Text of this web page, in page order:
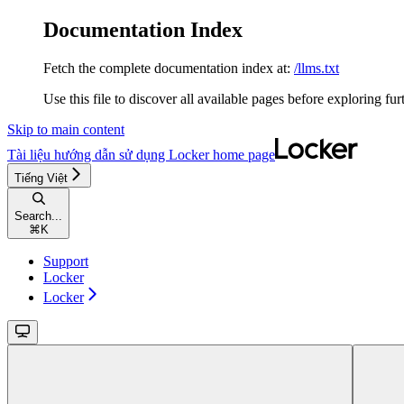
Documentation Index
Fetch the complete documentation index at: /llms.txt
Use this file to discover all available pages before exploring
Skip to main content
Tài liệu hướng dẫn sử dụng Lockerhome page
Tiếng Việt
Search...
⌘ K
Support
Locker
Locker